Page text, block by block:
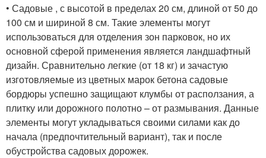
• Садовые , с высотой в пределах 20 см, длиной от 50 до
100 см и шириной 8 см. Такие элементы могут
использоваться для отделения зон парковок, но их
основной сферой применения является ландшафтный
дизайн. Сравнительно легкие (от 18 кг) и зачастую
изготовляемые из цветных марок бетона садовые
бордюры успешно защищают клумбы от расползания, а
плитку или дорожного полотно – от размывания. Данные
элементы могут укладываться своими силами как до
начала (предпочтительный вариант), так и после
обустройства садовых дорожек.